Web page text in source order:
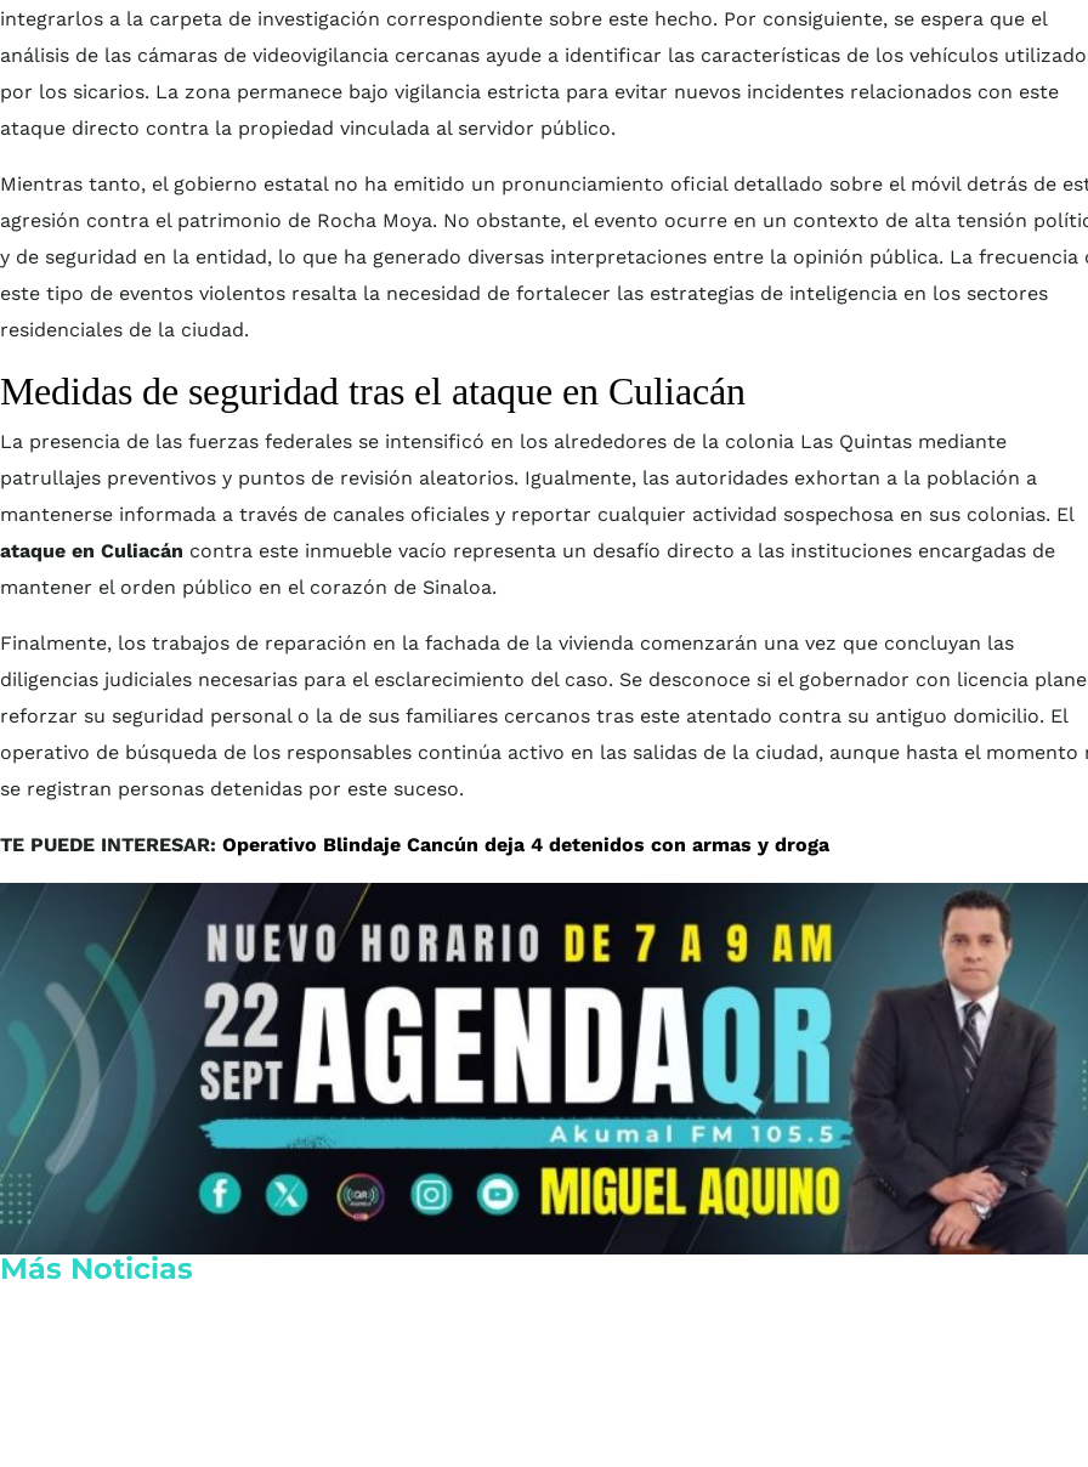
integrarlos a la carpeta de investigación correspondiente sobre este hecho. Por consiguiente, se espera que el
análisis de las cámaras de videovigilancia cercanas ayude a identificar las características de los vehículos
por los sicarios. La zona permanece bajo vigilancia estricta para evitar nuevos incidentes relacionados con este
ataque directo contra la propiedad vinculada al servidor público.
Mientras tanto, el gobierno estatal no ha emitido un pronunciamiento oficial detallado sobre el móvil detrás de
agresión contra el patrimonio de Rocha Moya. No obstante, el evento ocurre en un contexto de alta tensión
y de seguridad en la entidad, lo que ha generado diversas interpretaciones entre la opinión pública. La frecuencia
este tipo de eventos violentos resalta la necesidad de fortalecer las estrategias de inteligencia en los sectores
residenciales de la ciudad.
Medidas de seguridad tras el ataque en Culiacán
La presencia de las fuerzas federales se intensificó en los alrededores de la colonia Las Quintas mediante
patrullajes preventivos y puntos de revisión aleatorios. Igualmente, las autoridades exhortan a la población a
mantenerse informada a través de canales oficiales y reportar cualquier actividad sospechosa en sus colonias. El
ataque en Culiacán contra este inmueble vacío representa un desafío directo a las instituciones encargadas de
mantener el orden público en el corazón de Sinaloa.
Finalmente, los trabajos de reparación en la fachada de la vivienda comenzarán una vez que concluyan las
diligencias judiciales necesarias para el esclarecimiento del caso. Se desconoce si el gobernador con licencia
reforzar su seguridad personal o la de sus familiares cercanos tras este atentado contra su antiguo domicilio. El
operativo de búsqueda de los responsables continúa activo en las salidas de la ciudad, aunque hasta el momento
se registran personas detenidas por este suceso.
TE PUEDE INTERESAR: Operativo Blindaje Cancún deja 4 detenidos con armas y droga
Más Noticias